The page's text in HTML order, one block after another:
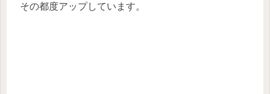
その都度アップしています。